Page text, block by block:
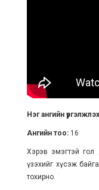
Нэг ангийн
Ангийн тоо: 16
Хэрэв эмэгтэй гол
үзэхийг хүсэж
тохирно.